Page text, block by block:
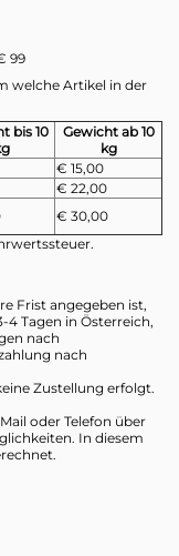
99
welche Artikel in der
bis 10
Gewicht ab 10
kg
€ 15,00
€ 22,00
€ 30,00
Frist angegeben ist,
4 Tagen in Österreich,
nach
nach
Zustellung erfolgt.
oder Telefon über
In diesem